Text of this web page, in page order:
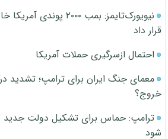
نیویورک‌تایمز: بمب ۲۰۰۰
قرار داد
احتمال ازسرگیری حملات آمریکا
معمای جنگ ایران برای ترامپ؛ تشدید
خروج؟
ترامپ: حماس برای تشکیل دولت جدید
شود